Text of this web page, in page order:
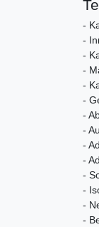
-
-
-
-
-
-
-
-
-
-
-
-
-
-